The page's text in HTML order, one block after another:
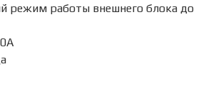
режим работы внешнего блока до